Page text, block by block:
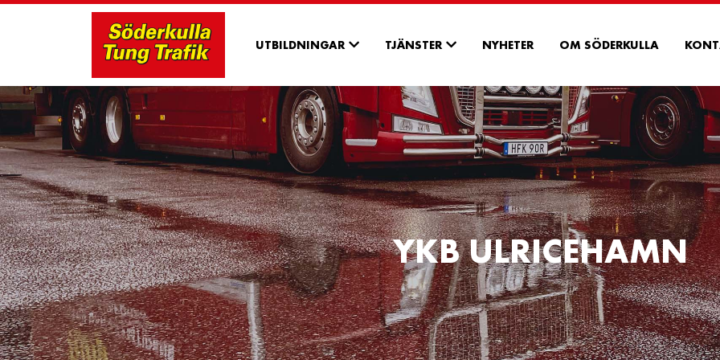
UTBILDNINGAR TJÄNSTER NYHETER OM SÖDERKULLA
YKB ULRICEHAMN